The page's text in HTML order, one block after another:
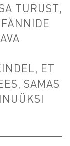
TURUST,
ET
SAMAS